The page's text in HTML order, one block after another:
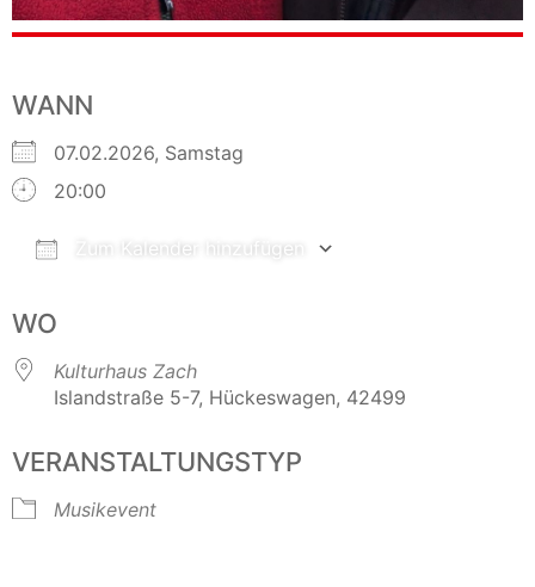
WANN
07.02.2026, Samstag
20:00
Zum Kalender hinzufügen
WO
Kulturhaus Zach
Islandstraße 5-7, Hückeswagen, 42499
VERANSTALTUNGSTYP
Musikevent